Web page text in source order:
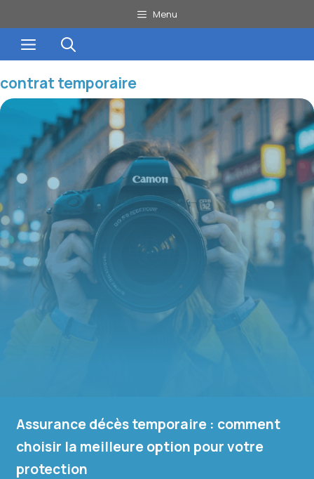
au
contenu
Menu
Menu
contrat temporaire
Assurance décès temporaire : comment
choisir la meilleure option pour votre
protection